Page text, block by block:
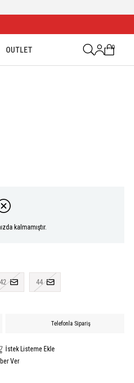
OUTLET 0
kalmamıştır.
42 44
Telefonla Sipariş
İstek Listeme Ekle
Ver